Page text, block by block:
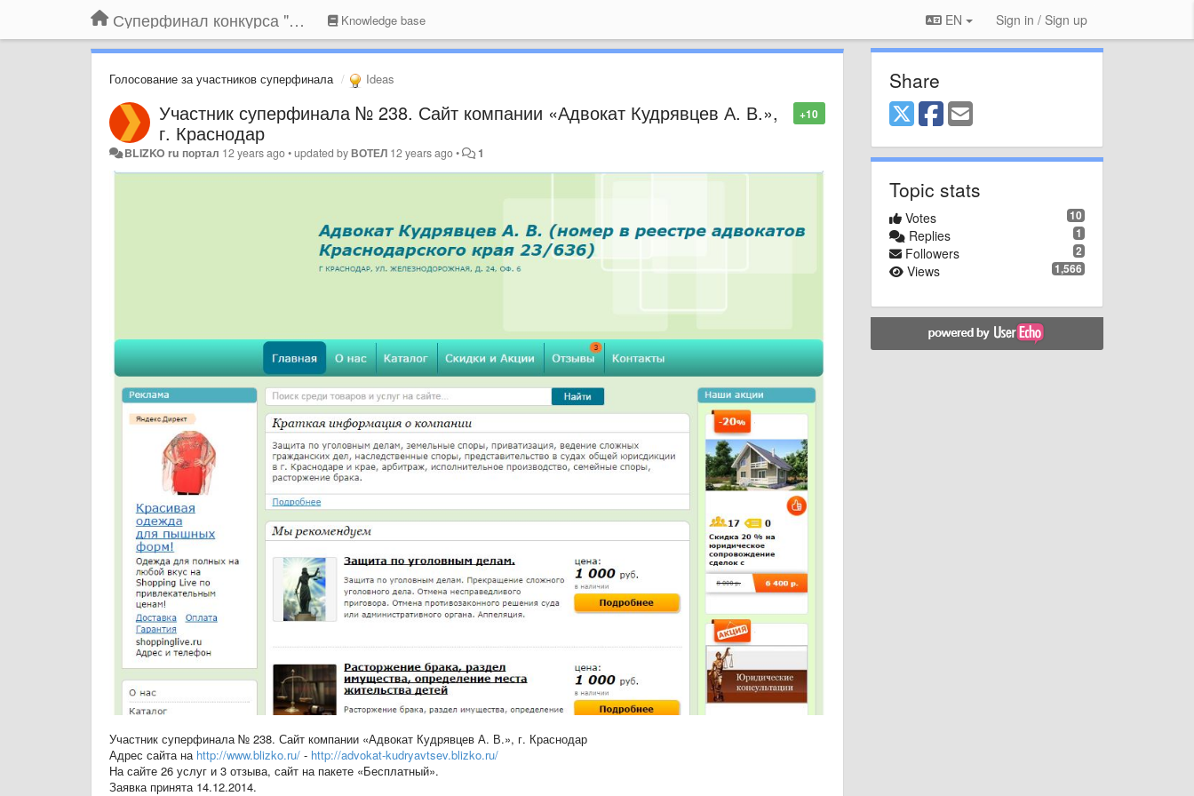
Суперфинал конкурса "Компания года-2014" на BLIZKO.ru Knowledge base EN Sign in / Sign up
Голосование за участников суперфинала Ideas
+10
Участник суперфинала № 238. Сайт компании «Адвокат Кудрявцев А. В.»,
г. Краснодар
BLIZKO ru портал 12 years ago•updated byВОТЕЛ 12 years ago• 1
Участник суперфинала № 238. Сайт компании «Адвокат Кудрявцев А. В.», г. Краснодар
Адрес сайта на http://www.blizko.ru/ - http://advokat-kudryavtsev.blizko.ru/
На сайте 26 услуг и 3 отзыва, сайт на пакете «Бесплатный».
Заявка принята 14.12.2014.
Share
Topic stats
10
Votes
1
Replies
2
Followers
1,566
Views